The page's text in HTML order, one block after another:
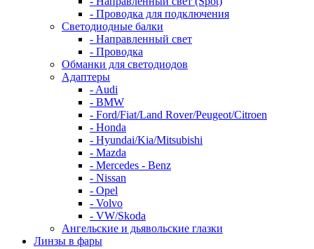
- Проводка для подключения
Светодиодные балки
- Направленный свет
- Проводка
Обманки для светодиодов
Адаптеры
- Audi
- BMW
- Ford/Fiat/Land Rover/Peugeot/Citroen
- Honda
- Hyundai/Kia/Mitsubishi
- Mazda
- Mercedes - Benz
- Nissan
- Opel
- Volvo
- VW/Skoda
Ангельские и дьявольские глазки
Линзы в фары